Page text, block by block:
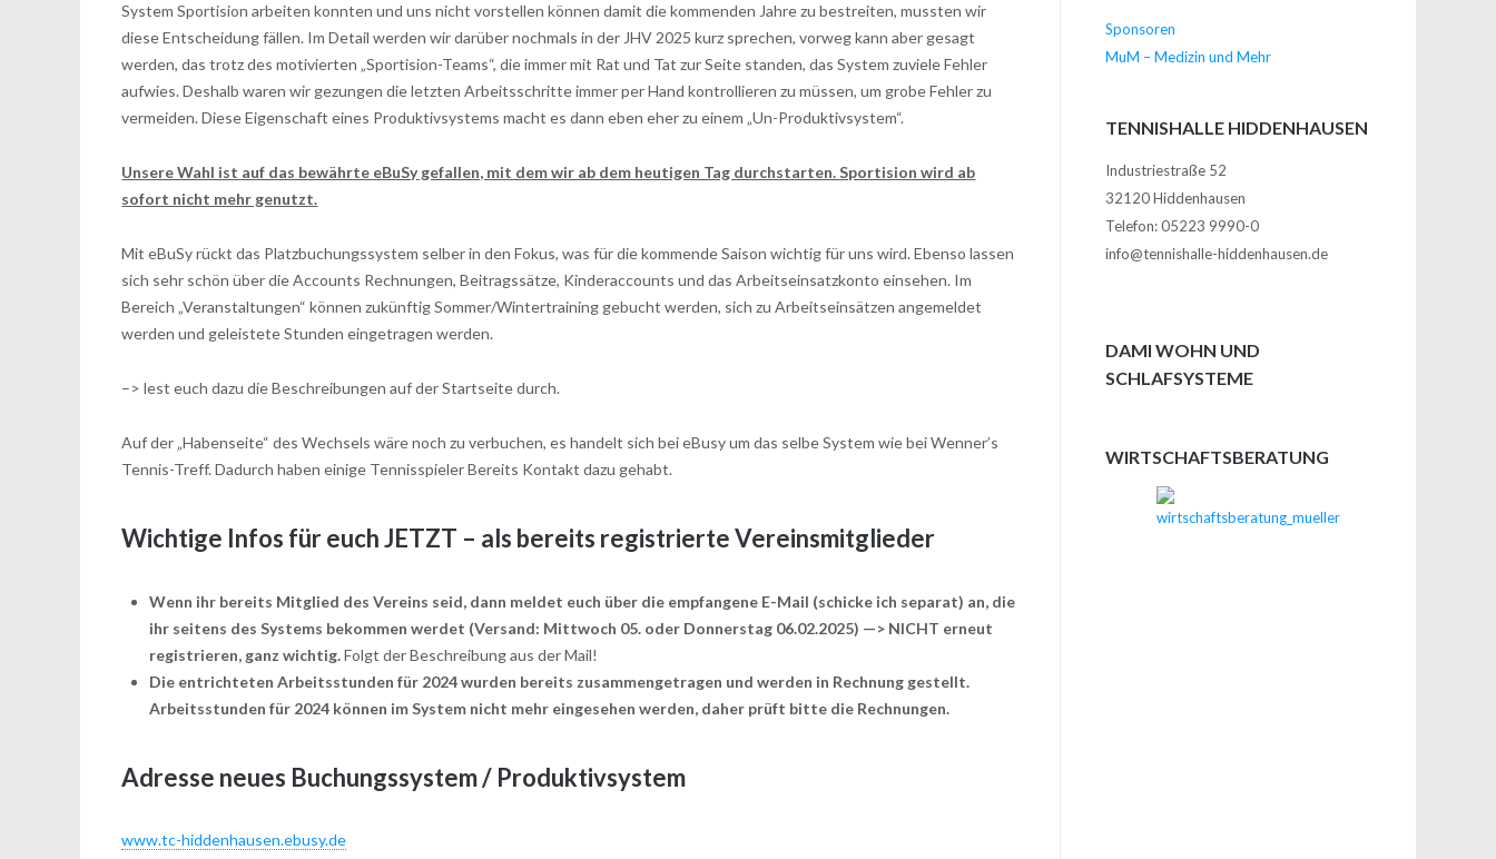
System Sportision arbeiten konnten und uns nicht vorstellen können damit die kommenden Jahre zu bestreiten, mussten wir
diese Entscheidung fällen. Im Detail werden wir darüber nochmals in der JHV 2025 kurz sprechen, vorweg kann aber gesagt
werden, das trotz des motivierten „Sportision-Teams“, die immer mit Rat und Tat zur Seite standen, das System zuviele Fehler
aufwies. Deshalb waren wir gezungen die letzten Arbeitsschritte immer per Hand kontrollieren zu müssen, um grobe Fehler zu
vermeiden. Diese Eigenschaft eines Produktivsystems macht es dann eben eher zu einem „Un-Produktivsystem“.
Unsere Wahl ist auf das bewährte eBuSygefallen, mit dem wir ab dem heutigen Tag durchstarten.Sportision wird ab
sofort nicht mehr genutzt.
MiteBuSyrückt das Platzbuchungssystem selber in den Fokus, was für die kommende Saison wichtig für uns wird. Ebenso lassen
sich sehr schön über die Accounts Rechnungen, Beitragssätze, Kinderaccounts und das Arbeitseinsatzkonto einsehen. Im
Bereich „Veranstaltungen“ können zukünftig Sommer/Wintertraining gebucht werden, sich zu Arbeitseinsätzen angemeldet
werden und geleistete Stunden eingetragen werden.
–> lest euch dazu die Beschreibungen auf der Startseite durch.
Auf der „Habenseite“ des Wechsels wäre noch zu verbuchen, es handelt sich beieBusyum das selbe System wie bei Wenner’s
Tennis-Treff. Dadurch haben einige Tennisspieler Bereits Kontakt dazu gehabt.
Wichtige Infos für euch JETZT – als bereits registrierte Vereinsmitglieder
Wenn ihr bereits Mitglied des Vereins seid, dann meldet euch über die empfangene E-Mail (schicke ich separat) an, die
ihr seitens des Systems bekommen werdet (Versand: Mittwoch 05. oder Donnerstag 06.02.2025) —> NICHT erneut
registrieren, ganz wichtig.Folgt der Beschreibung aus der Mail!
Die entrichteten Arbeitsstunden für 2024 wurden bereits zusammengetragen und werden in Rechnung gestellt.
Arbeitsstunden für 2024 können im System nicht mehr eingesehen werden, daher prüft bitte die Rechnungen.
Adresse neues Buchungssystem / Produktivsystem
www.tc-hiddenhausen.ebusy.de
Sponsoren
MuM – Medizin und Mehr
TENNISHALLE HIDDENHAUSEN
Industriestraße 52
32120 Hiddenhausen
Telefon: 05223 9990-0
info@tennishalle-hiddenhausen.de
DAMI WOHN UND
SCHLAFSYSTEME
WIRTSCHAFTSBERATUNG